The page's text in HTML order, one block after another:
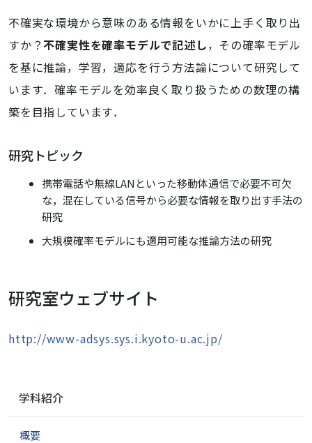
不確実な環境から意味のある情報をいかに上手く取り出
すか？不確実性を確率モデルで記述し，その確率モデル
を基に推論，学習，適応を行う方法論について研究して
います．確率モデルを効率良く取り扱うための数理の構
築を目指しています．
研究トピック
携帯電話や無線LANといった移動体通信で必要不可欠
な，混在している信号から必要な情報を取り出す手法の
研究
大規模確率モデルにも適用可能な推論方法の研究
研究室ウェブサイト
http://www-adsys.sys.i.kyoto-u.ac.jp/
ゲ
学科紹介
概要